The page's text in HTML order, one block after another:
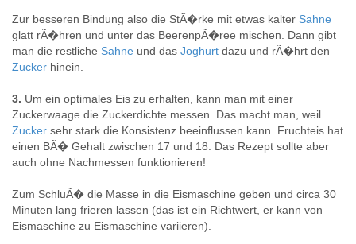
Zur besseren Bindung also die StÃ�rke mit etwas kalter Sahne
glatt rÃ�hren und unter das BeerenpÃ�ree mischen. Dann gibt
man die restliche Sahne und das Joghurt dazu und rÃ�hrt den
Zucker hinein.
3. Um ein optimales Eis zu erhalten, kann man mit einer
Zuckerwaage die Zuckerdichte messen. Das macht man, weil
Zucker sehr stark die Konsistenz beeinflussen kann. Fruchteis hat
einen BÃ� Gehalt zwischen 17 und 18. Das Rezept sollte aber
auch ohne Nachmessen funktionieren!
Zum SchluÃ� die Masse in die Eismaschine geben und circa 30
Minuten lang frieren lassen (das ist ein Richtwert, er kann von
Eismaschine zu Eismaschine variieren).